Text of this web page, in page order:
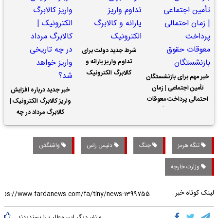
خبر مهم برای بازنشستگان
تأمین اجتماعی | زمان
احتمالی پرداخت معوقات
شرط جدید دولت برای
تداوم واریز یارانه و
کالابرگ الکترونیک
خبر جدید درباره افزایش
واریز کالابرگ الکترونیک |
کالابرگ مرداد در چه
تاریخی واریز خواهد شد؟
تنگه هرمز جنگ دنیس راس واشنگتن
وزارت خارجه
لینک کوتاه خبر :